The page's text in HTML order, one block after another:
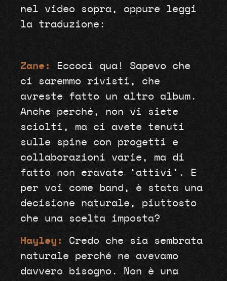
nel video sopra, oppure leggi
la traduzione:
Zane:
Eccoci qua! Sapevo che
ci saremmo rivisti, che
avreste fatto un altro album.
Anche perché, non vi siete
sciolti, ma ci avete tenuti
sulle spine con progetti e
collaborazioni varie, ma di
fatto non eravate ‘attivi’. E
per voi come band, è stata una
decisione naturale, piuttosto
che una scelta imposta?
Hayley:
Credo che sia sembrata
naturale perché ne avevamo
davvero bisogno. Non è una